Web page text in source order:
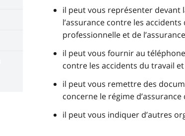
il peut vous représenter devant
l’assurance contre les
professionnelle et de
il peut vous fournir au
contre les accidents du travail
il peut vous remettre des
concerne le régime
il peut vous indiquer d’autres